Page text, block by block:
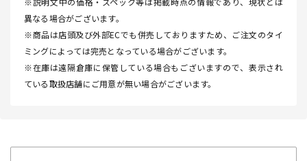
異なる場合がございます。
※商品は店頭及び外部ECでも併売しておりますため、ご注文のタイ
ミングによっては完売となっている場合がございます。
※在庫は遠隔倉庫に保管している場合もございますので、表示され
ている取扱店舗にご用意が無い場合がございます。